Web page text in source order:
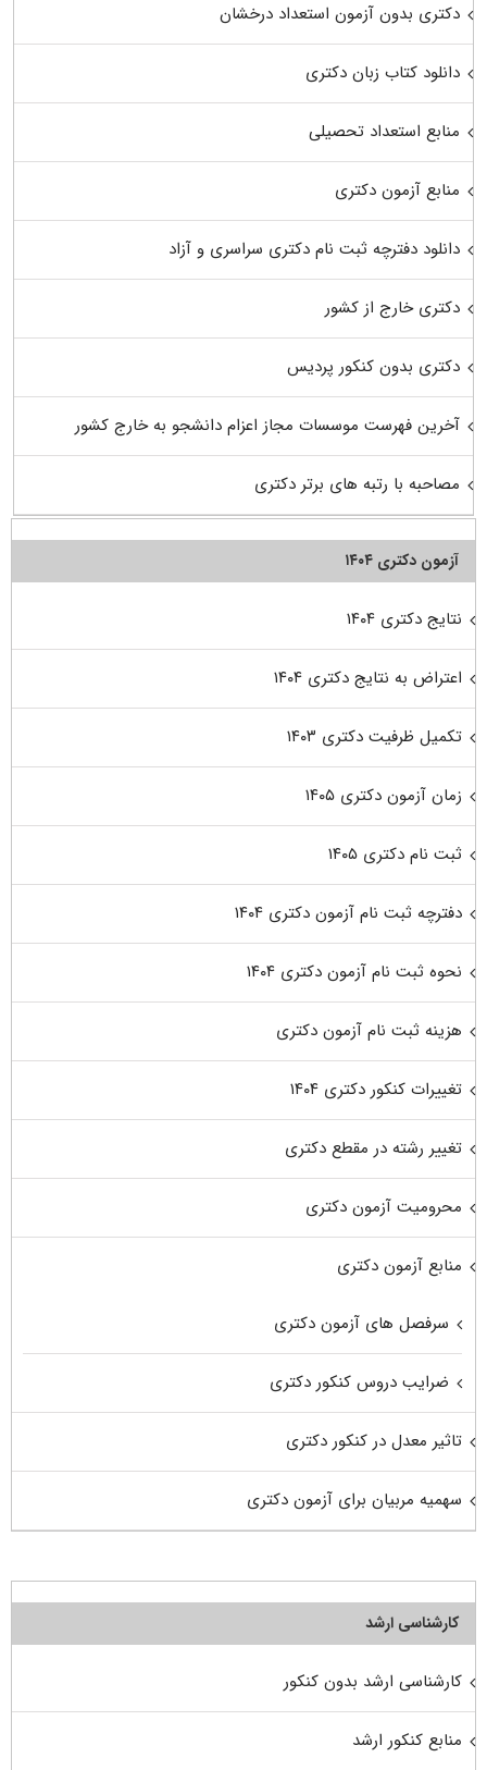
دکتری بدون آزمون استعداد درخشان
دانلود کتاب زبان دکتری
منابع استعداد تحصیلی
منابع آزمون دکتری
دانلود دفترچه ثبت نام دکتری سراسری و آزاد
دکتری خارج از کشور
دکتری بدون کنکور پردیس
آخرین فهرست موسسات مجاز اعزام دانشجو به خارج کشور
مصاحبه با رتبه های برتر دکتری
آزمون دکتری ۱۴۰۴
نتایج دکتری ۱۴۰۴
اعتراض به نتایج دکتری ۱۴۰۴
تکمیل ظرفیت دکتری ۱۴۰۳
زمان آزمون دکتری ۱۴۰۵
ثبت نام دکتری ۱۴۰۵
دفترچه ثبت نام آزمون دکتری ۱۴۰۴
نحوه ثبت نام آزمون دکتری ۱۴۰۴
هزینه ثبت نام آزمون دکتری
تغییرات کنکور دکتری ۱۴۰۴
تغییر رشته در مقطع دکتری
محرومیت آزمون دکتری
منابع آزمون دکتری
سرفصل های آزمون دکتری
ضرایب دروس کنکور دکتری
تاثیر معدل در کنکور دکتری
سهمیه مربیان برای آزمون دکتری
کارشناسی ارشد
کارشناسی ارشد بدون کنکور
منابع کنکور ارشد